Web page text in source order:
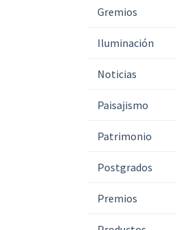
Gremios
Iluminación
Noticias
Paisajismo
Patrimonio
Postgrados
Premios